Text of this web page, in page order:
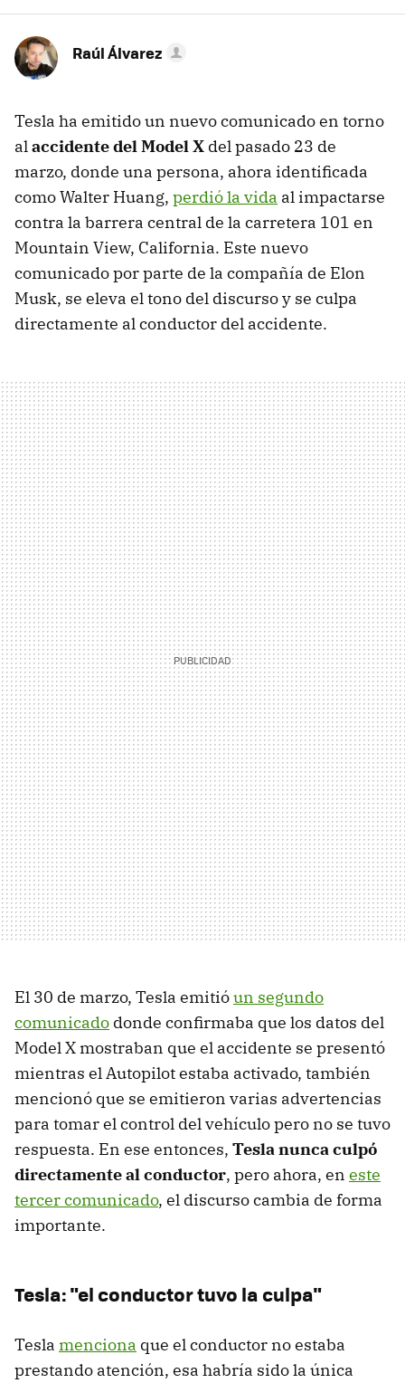
Raúl Álvarez
Tesla ha emitido un nuevo comunicado en torno
alaccidente del Model X del pasado 23 de
marzo, donde una persona, ahora identificada
como Walter Huang, perdió la vida al impactarse
contra la barrera central de la carretera 101 en
Mountain View, California. Este nuevo
comunicado por parte de la compañía de Elon
Musk, se eleva el tono del discurso y se culpa
directamente al conductor del accidente.
El 30 de marzo, Tesla emitióun segundo
comunicado donde confirmaba que los datos del
Model X mostraban que el accidente se presentó
mientras el Autopilot estaba activado, también
mencionó que se emitieron varias advertencias
para tomar el control del vehículo pero no se tuvo
respuesta. En ese entonces, Tesla nunca culpó
directamente al conductor, pero ahora, en este
tercer comunicado, el discurso cambia de forma
importante.
Tesla: "el conductor tuvo la culpa"
Tesla menciona que el conductor no estaba
prestando atención, esa habría sido la única